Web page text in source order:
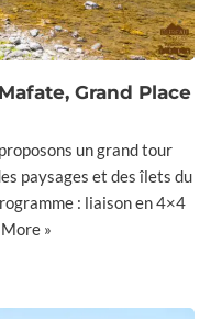
Grand Place
un grand tour
paysages et des îlets du
: liaison en 4×4
»